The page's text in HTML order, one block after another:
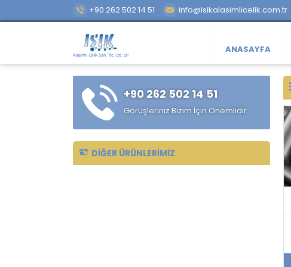
+90 262 502 14 51 info@isikalasimlicelik.com.tr
ANASAYFA
+90 262 502 14 51
Görüşleriniz Bizim İçin Önemlidir.
DIĞER ÜRÜNLERIMIZ